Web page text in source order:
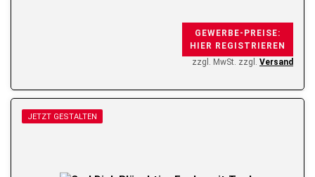
GEWERBE-PREISE:
HIER REGISTRIEREN
zzgl. MwSt. zzgl. Versand
JETZT GESTALTEN